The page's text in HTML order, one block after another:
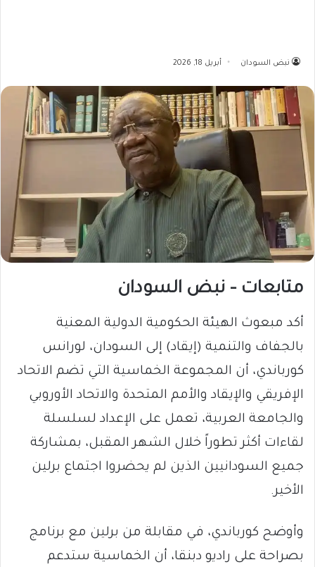
نبض السودان أبريل 18, 2026
متابعات – نبض السودان
أكد مبعوث الهيئة الحكومية الدولية المعنية
بالجفاف والتنمية (إيقاد) إلى السودان، لورانس
كورباندي، أن المجموعة الخماسية التي تضم الاتحاد
الإفريقي والإيقاد والأمم المتحدة والاتحاد الأوروبي
والجامعة العربية، تعمل على الإعداد لسلسلة
لقاءات أكثر تطوراً خلال الشهر المقبل، بمشاركة
جميع السودانيين الذين لم يحضروا اجتماع برلين
الأخير.
وأوضح كورباندي، في مقابلة من برلين مع برنامج
بصراحة على راديو دبنقا، أن الخماسية ستدعم